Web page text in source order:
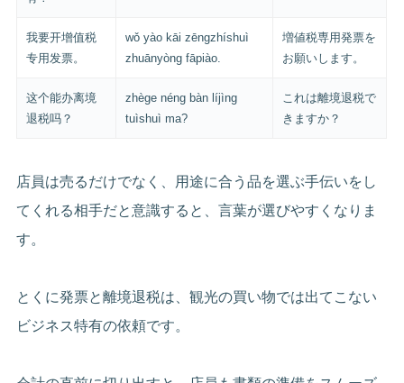
我要开增值税
专用发票。
wǒ yào kāi zēngzhíshuì
zhuānyòng fāpiào.
増値税専用発票を
お願いします。
这个能办离境
退税吗？
zhège néng bàn líjìng
tuìshuì ma?
これは離境退税で
きますか？
店員は売るだけでなく、用途に合う品を選ぶ手伝いをし
てくれる相手だと意識すると、言葉が選びやすくなりま
す。
とくに発票と離境退税は、観光の買い物では出てこない
ビジネス特有の依頼です。